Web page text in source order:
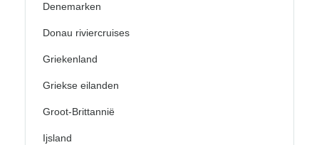
Denemarken
Donau riviercruises
Griekenland
Griekse eilanden
Groot-Brittannië
Ijsland